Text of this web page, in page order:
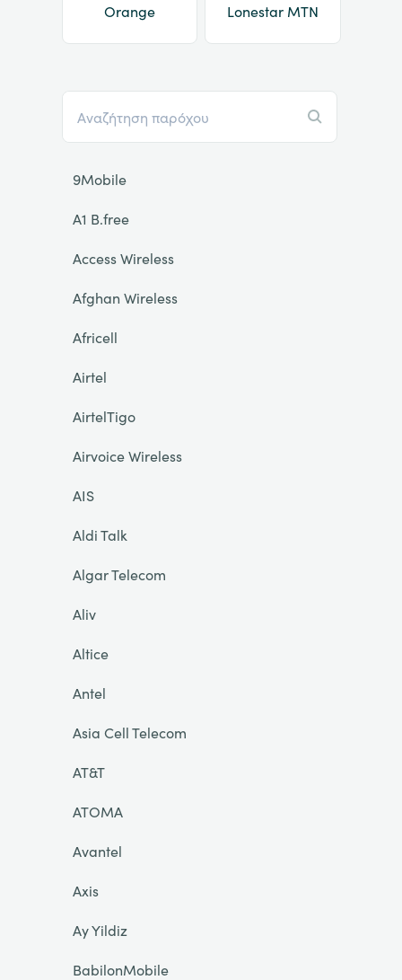
Orange Lonestar MTN
9Mobile
A1 B.free
Access Wireless
Afghan Wireless
Africell
Airtel
AirtelTigo
Airvoice Wireless
AIS
Aldi Talk
Algar Telecom
Aliv
Altice
Antel
Asia Cell Telecom
AT&T
ATOMA
Avantel
Axis
Ay Yildiz
BabilonMobile